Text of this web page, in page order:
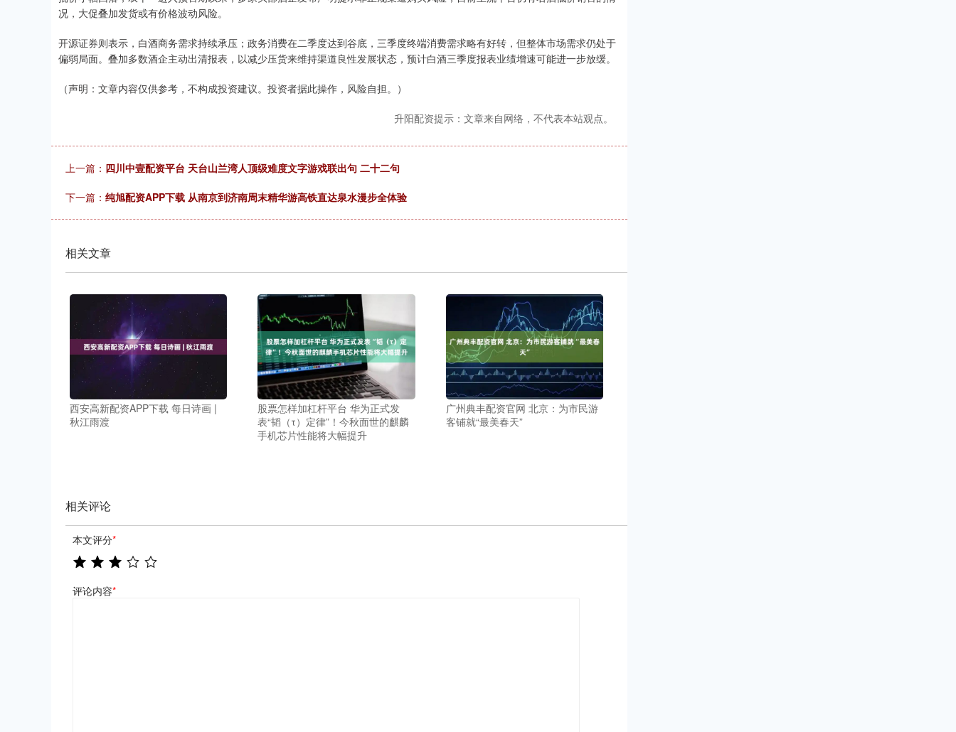
况，大促叠加发货或有价格波动风险。
开源证券则表示，白酒商务需求持续承压；政务消费在二季度达到谷底，三季度终端消费需求略有好转，但整体市场需求仍处于
偏弱局面。叠加多数酒企主动出清报表，以减少压货来维持渠道良性发展状态，预计白酒三季度报表业绩增速可能进一步放缓。
（声明：文章内容仅供参考，不构成投资建议。投资者据此操作，风险自担。）
升阳配资提示：文章来自网络，不代表本站观点。
上一篇： 四川中壹配资平台 天台山兰湾人顶级难度文字游戏联出句 二十二句
下一篇： 纯旭配资APP下载 从南京到济南周末精华游高铁直达泉水漫步全体验
相关文章
西安高新配资APP下载 每日诗画 |
秋江雨渡
股票怎样加杠杆平台 华为正式发
表“韬（τ）定律”！今秋面世的麒麟
手机芯片性能将大幅提升
广州典丰配资官网 北京：为市民游
客铺就“最美春天”
相关评论
本文评分*
评论内容*